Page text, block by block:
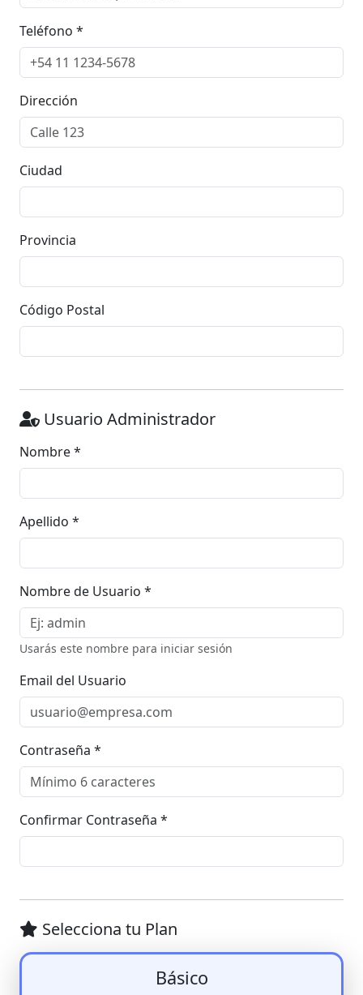
Teléfono *
Dirección
Ciudad
Provincia
Código Postal
Usuario Administrador
Nombre *
Apellido *
Nombre de Usuario *
Usarás este nombre para iniciar sesión
Email del Usuario
Contraseña *
Confirmar Contraseña *
Selecciona tu Plan
Básico